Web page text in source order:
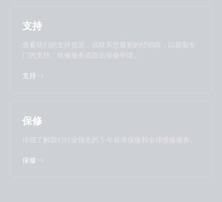
Türkçe
Ελληνικά
Русский
Українська
支持
查看我们的支持资源，或联系您最初的经销商，以获取专
门的支持、维修服务或提出保修申请。
支持
保修
详细了解我们行业领先的 5 年标准保修和全球维修服务。
保修